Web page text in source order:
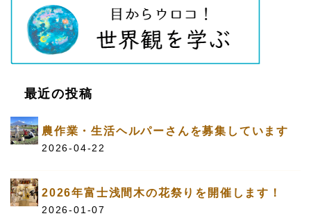
最近の投稿
農作業・生活ヘルパーさんを募集しています
2026-04-22
2026年富士浅間木の花祭りを開催します！
2026-01-07